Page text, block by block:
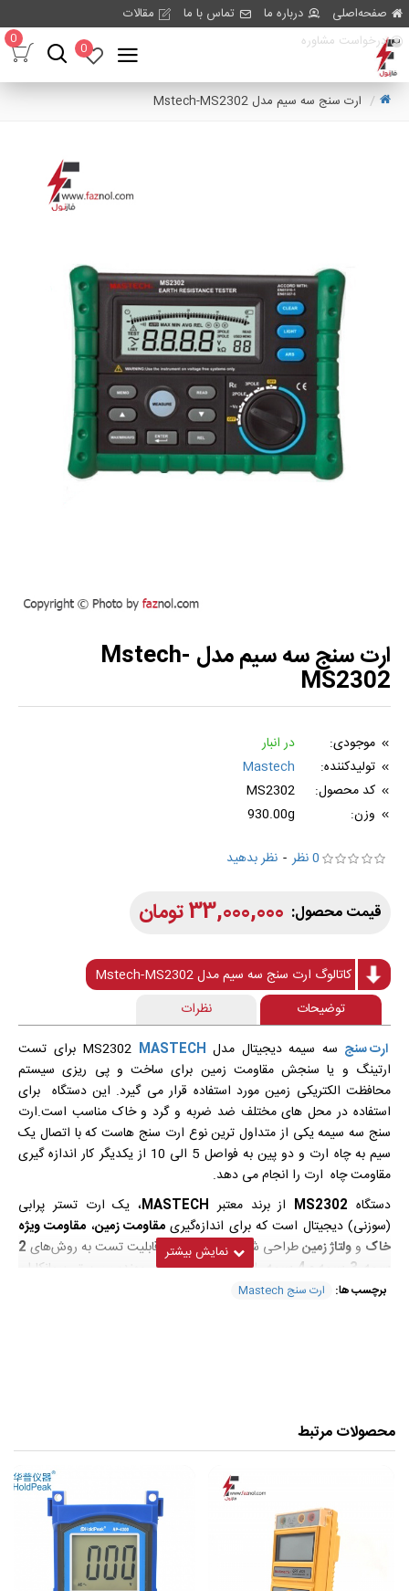
صفحه‌اصلی درباره ما تماس با ما
مقالات
درخواست مشاوره
0
0
ارت سنج سه سیم مدل Mstech-MS2302
ارت سنج سه سیم مدل Mstech-
MS2302
موجودی:
در انبار
تولیدکننده:
Mastech
کد محصول:
MS2302
وزن:
930.00g
0 نظر
- نظر بدهید
33,000,000 تومان
کاتالوگ ارت سنج سه سیم مدل Mstech-MS2302
توضیحات
نظرات
ارت سنج سه سیمه دیجیتال مدل MASTECH
MS2302 برای تست
ارتینگ و یا سنجش مقاومت زمین برای ساخت و پی ریزی سیستم
محافظت الکتریکی زمین مورد استفاده قرار می گیرد. این دستگاه برای
استفاده در محل های مختلف ضد ضربه و گرد و خاک مناسب است.ارت
سنج سه سیمه یکی از متداول ترین نوع ارت سنج هاست که با اتصال یک
سیم به چاه ارت و دو پین به فواصل 5 الی 10 از یکدیگر کار اندازه گیری
مقاومت چاه ارت را انجام می دهد.
دستگاه MS2302 از برند معتبر MASTECH، یک ارت تستر پرابی
(سوزنی) دیجیتال است که برای اندازه‌گیری مقاومت زمین، مقاومت ویژه
خاک وولتاژ زمینطراحی شده. این دستگاه با قابلیت تست به روش‌های 2
سیمه، 3 سیمه و 4 سیمه
، انتخابی حرفه‌ای برای مهندسین برق، پیمانکاران
تأسیسات و تیم‌های ایمنی برق می‌باشد.
رنج اندازه گیری مقاومت زمین ۰٫۰۱ الی ۴۰۰۰ اهم
رنج اندازه گیری ولتاژ از ۰ تا ۳۰۰ ولت AC
قابلیت اندازه گیری مقاومت به روش های ۲pole , 3pole
تغذیه شده با ۶ باطری قلمی ۱٫۵ ولت
دارای رزولوشن : 0.01Ω
دارای LCD بزرگ با نور پس‌زمینه
برچسب ها: ارت سنج Mastech
محصولات مرتبط